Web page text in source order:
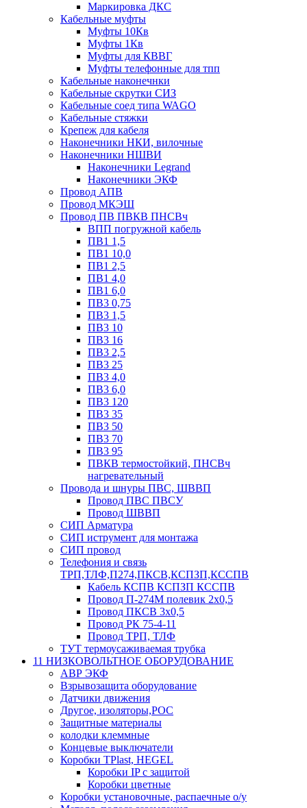
Маркировка ДКС
Кабельные муфты
Муфты 10Кв
Муфты 1Кв
Муфты для КВВГ
Муфты телефонные для тпп
Кабельные наконечнки
Кабельные скрутки СИЗ
Кабельные соед типа WAGO
Кабельные стяжки
Крепеж для кабеля
Наконечники НКИ, вилочные
Наконечники НШВИ
Наконечники Legrand
Наконечники ЭКФ
Провод АПВ
Провод МКЭШ
Провод ПВ ПВКВ ПНСВч
ВПП погружной кабель
ПВ1 1,5
ПВ1 10,0
ПВ1 2,5
ПВ1 4,0
ПВ1 6,0
ПВ3 0,75
ПВ3 1,5
ПВ3 10
ПВ3 16
ПВ3 2,5
ПВ3 25
ПВ3 4,0
ПВ3 6,0
ПВ3 120
ПВ3 35
ПВ3 50
ПВ3 70
ПВ3 95
ПВКВ термостойкий, ПНСВч
нагревательный
Провода и шнуры ПВС, ШВВП
Провод ПВС ПВСУ
Провод ШВВП
СИП Арматура
СИП иструмент для монтажа
СИП провод
Телефония и связь
ТРП,ТЛФ,П274,ПКСВ,КСПЗП,КССПВ
Кабель КСПВ КСПЗП КССПВ
Провод П-274М полевик 2х0,5
Провод ПКСВ 3х0,5
Провод РК 75-4-11
Провод ТРП, ТЛФ
ТУТ термоусаживаемая трубка
11 НИЗКОВОЛЬТНОЕ ОБОРУДОВАНИЕ
АВР ЭКФ
Взрывозащита оборудование
Датчики движения
Другое, изоляторы,РОС
Защитные материалы
колодки клеммные
Концевые выключатели
Коробки TPlast, HEGEL
Коробки IP с защитой
Коробки цветные
Коробки установочные, распаечные о/у